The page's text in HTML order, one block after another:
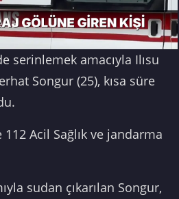
serinlemek amacıyla Ilısu
Songur (25), kısa süre
Acil Sağlık ve jandarma
sudan çıkarılan Songur,